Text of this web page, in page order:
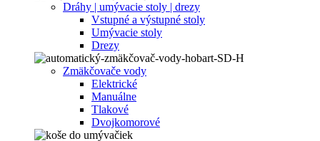
Dráhy | umývacie stoly | drezy
Vstupné a výstupné stoly
Umývacie stoly
Drezy
Zmäkčovače vody
Elektrické
Manuálne
Tlakové
Dvojkomorové